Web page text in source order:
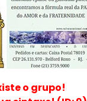
o grupo!